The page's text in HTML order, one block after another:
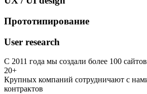
Прототипирование
User research
С 2011 года мы создали более 100 сайтов
20+
Крупных компаний сотрудничают с
контрактов